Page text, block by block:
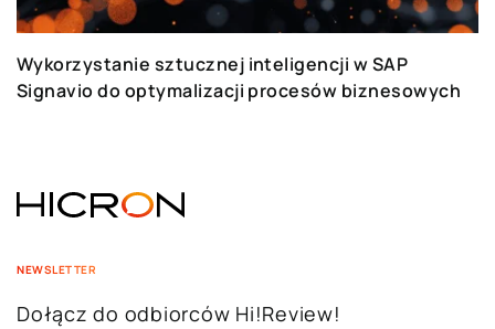
Wykorzystanie sztucznej inteligencji w SAP
Signavio do optymalizacji procesów biznesowych
NEWSLETTER
Dołącz do odbiorców Hi!Review!